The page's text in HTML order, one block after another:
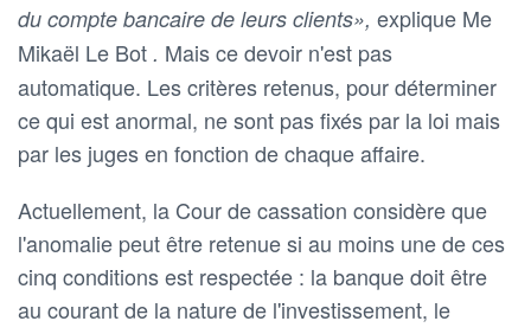
du compte bancaire de leurs clients», explique Me
Mikaël Le Bot . Mais ce devoir n'est pas
automatique. Les critères retenus, pour déterminer
ce qui est anormal, ne sont pas fixés par la loi mais
par les juges en fonction de chaque affaire.
Actuellement, la Cour de cassation considère que
l'anomalie peut être retenue si au moins une de ces
cinq conditions est respectée : la banque doit être
au courant de la nature de l'investissement, le